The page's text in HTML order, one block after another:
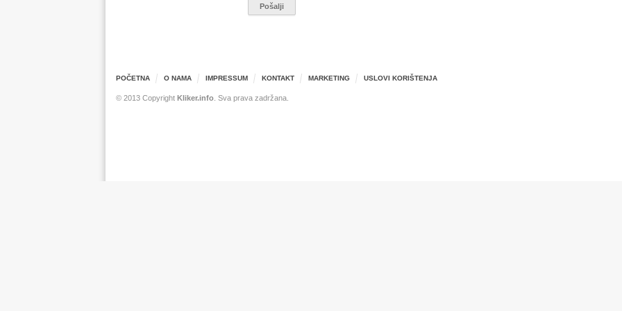
POČETNA O NAMA IMPRESSUM KONTAKT MARKETING USLOVI KORIŠTENJA
© 2013 Copyright Kliker.info . Sva prava zadržana.